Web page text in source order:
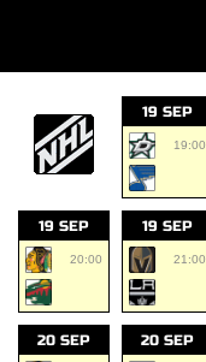
19 SEP
19:00
19 SEP
20:00
19 SEP
21:00
20 SEP 20 SEP